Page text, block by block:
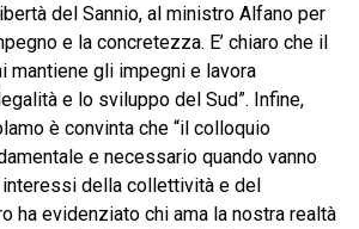
del Sannio, al ministro Alfano per
e la concretezza. E’ chiaro che il
mantiene gli impegni e lavora
e lo sviluppo del Sud”. Infine,
è convinta che “il colloquio
e necessario quando vanno
della collettività e del
ha evidenziato chi ama la nostra realtà